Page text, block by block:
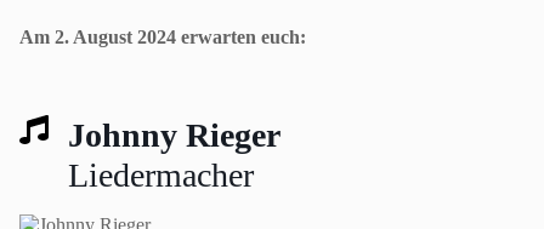
Am 2. August 2024 erwarten euch:
Johnny Rieger
Liedermacher